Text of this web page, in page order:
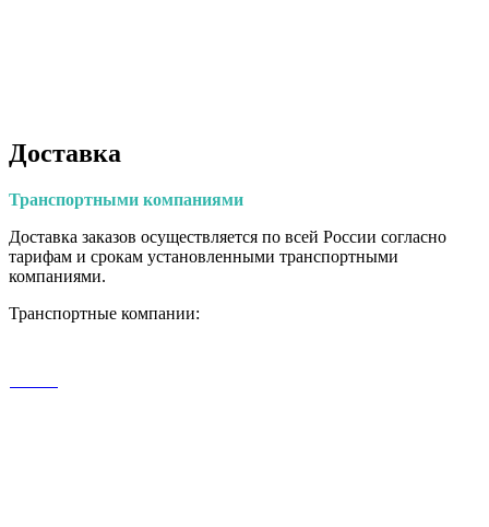
Доставка
Транспортными компаниями
Доставка заказов осуществляется по всей России согласно
тарифам и срокам установленными транспортными
компаниями.
Транспортные компании: